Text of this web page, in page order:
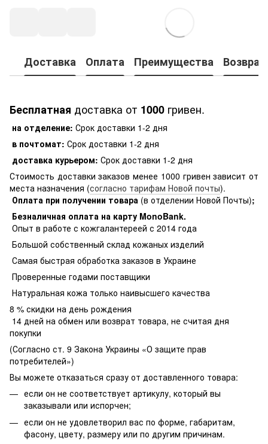
Доставка Оплата Преимущества Возврат
Бесплатная доставка от 1000 гривен.
на отделение: Срок доставки 1-2 дня
в почтомат: Срок доставки 1-2 дня
доставка курьером: Срок доставки 1-2 дня
Стоимость доставки заказов менее 1000 гривен зависит от
места назначения (согласно тарифам Новой почты).
Оплата при получении товара (в отделении Новой Почты);
Безналичная оплата на карту MonoBank.
Опыт в работе с кожгалантереей с 2014 года
Большой собственный склад кожаных изделий
Самая быстрая обработка заказов в Украине
Проверенные годами поставщики
Натуральная кожа только наивысшего качества
8 % скидки на день рождения
14 дней на обмен или возврат товара, не считая дня
покупки
(Согласно ст. 9 Закона Украины «О защите прав
потребителей»)
Вы можете отказаться сразу от доставленного товара:
если он не соответствует артикулу, который вы
заказывали или испорчен;
если он не удовлетворил вас по форме, габаритам,
фасону, цвету, размеру или по другим причинам.